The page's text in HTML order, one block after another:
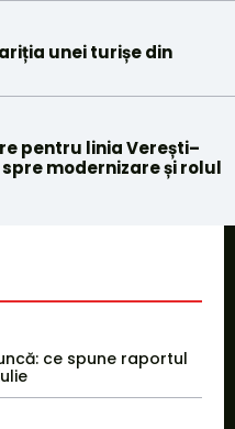
unei turișe din
pentru linia Verești–
modernizare și rolul
ce spune raportul